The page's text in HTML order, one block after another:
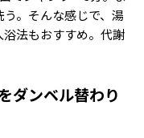
。そんな感じで、湯
法もおすすめ。代謝
ンベル替わり